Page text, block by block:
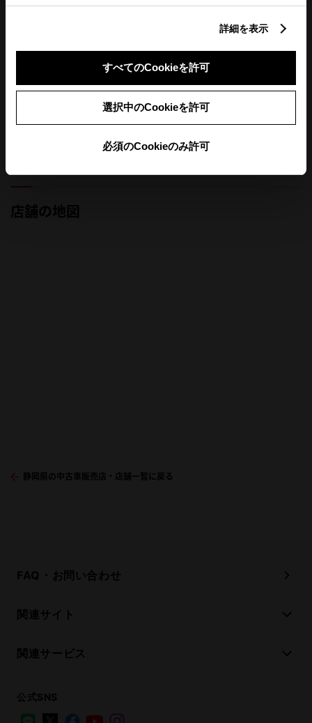
詳細を表示
すべてのCookieを許可
選択中のCookieを許可
必須のCookieのみ許可
定休日 長期休暇
店舗の地図
静岡県の中古車販売店・店舗一覧に戻る
FAQ・お問い合わせ
関連サイト
関連サービス
公式SNS
LINE
FacebookYouTube